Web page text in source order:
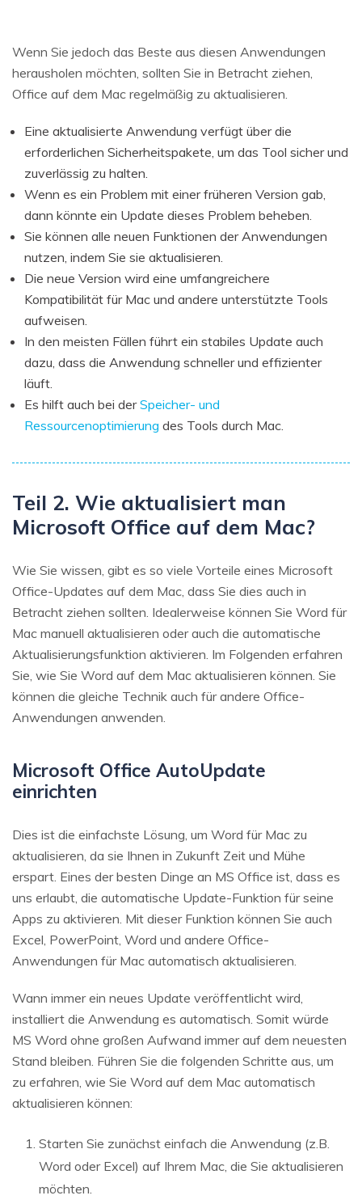
Wenn Sie jedoch das Beste aus diesen Anwendungen
herausholen möchten, sollten Sie in Betracht ziehen,
Office auf dem Mac regelmäßig zu aktualisieren.
Eine aktualisierte Anwendung verfügt über die
erforderlichen Sicherheitspakete, um das Tool sicher und
zuverlässig zu halten.
Wenn es ein Problem mit einer früheren Version gab,
dann könnte ein Update dieses Problem beheben.
Sie können alle neuen Funktionen der Anwendungen
nutzen, indem Sie sie aktualisieren.
Die neue Version wird eine umfangreichere
Kompatibilität für Mac und andere unterstützte Tools
aufweisen.
In den meisten Fällen führt ein stabiles Update auch
dazu, dass die Anwendung schneller und effizienter
läuft.
Es hilft auch bei derSpeicher- und
Ressourcenoptimierung des Tools durch Mac.
Teil 2. Wie aktualisiert man
Microsoft Office auf dem Mac?
Wie Sie wissen, gibt es so viele Vorteile eines Microsoft
Office-Updates auf dem Mac, dass Sie dies auch in
Betracht ziehen sollten. Idealerweise können Sie Word für
Mac manuell aktualisieren oder auch die automatische
Aktualisierungsfunktion aktivieren. Im Folgenden erfahren
Sie, wie Sie Word auf dem Mac aktualisieren können. Sie
können die gleiche Technik auch für andere Office-
Anwendungen anwenden.
Microsoft Office AutoUpdate
einrichten
Dies ist die einfachste Lösung, um Word für Mac zu
aktualisieren, da sie Ihnen in Zukunft Zeit und Mühe
erspart. Eines der besten Dinge an MS Office ist, dass es
uns erlaubt, die automatische Update-Funktion für seine
Apps zu aktivieren. Mit dieser Funktion können Sie auch
Excel, PowerPoint, Word und andere Office-
Anwendungen für Mac automatisch aktualisieren.
Wann immer ein neues Update veröffentlicht wird,
installiert die Anwendung es automatisch. Somit würde
MS Word ohne großen Aufwand immer auf dem neuesten
Stand bleiben. Führen Sie die folgenden Schritte aus, um
zu erfahren, wie Sie Word auf dem Mac automatisch
aktualisieren können:
Starten Sie zunächst einfach die Anwendung (z.B.
Word oder Excel) auf Ihrem Mac, die Sie aktualisieren
möchten.